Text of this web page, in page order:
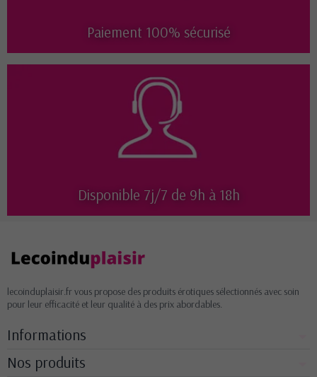
Paiement 100% sécurisé
Disponible 7j/7 de 9h à 18h
lecoinduplaisir.fr vous propose des produits érotiques sélectionnés avec soin
pour leur efficacité et leur qualité à des prix abordables.
Informations
Nos produits